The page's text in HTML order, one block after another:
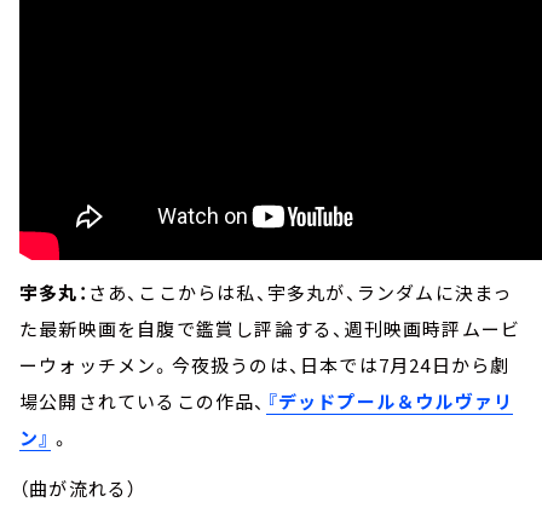
宇多丸： さあ、ここからは私、宇多丸が、ランダムに決まっ
た最新映画を自腹で鑑賞し評論する、週刊映画時評ムービ
ーウォッチメン。今夜扱うのは、日本では7月24日から劇
場公開されているこの作品、 『デッドプール＆ウルヴァリ
ン』 。
（曲が流れる）